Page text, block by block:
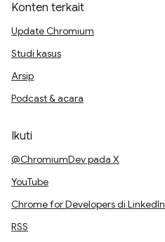
Konten terkait
Update Chromium
Studi kasus
Arsip
Podcast & acara
Ikuti
@ChromiumDev pada X
YouTube
Chrome for Developers di LinkedIn
RSS